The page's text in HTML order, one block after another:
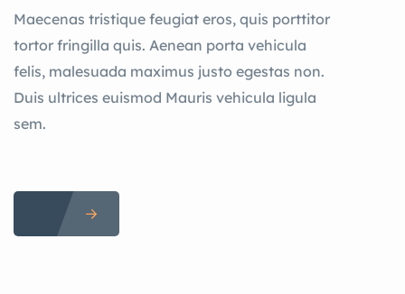
Maecenas tristique feugiat eros, quis porttitor
tortor fringilla quis. Aenean porta vehicula
felis, malesuada maximus justo egestas non.
Duis ultrices euismod Mauris vehicula ligula
sem.